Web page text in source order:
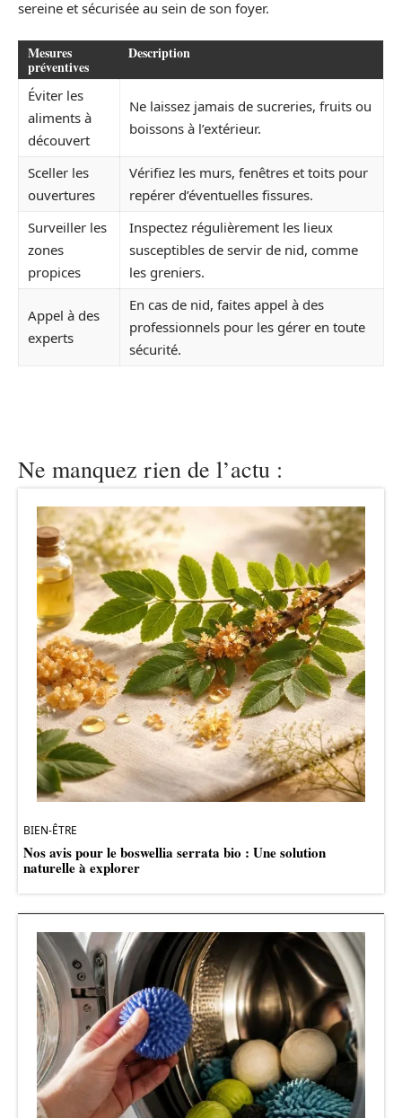
sereine et sécurisée au sein de son foyer.
Mesures
préventives
Description
Éviter les
aliments à
découvert
Ne laissez jamais de sucreries, fruits ou
boissons à l’extérieur.
Sceller les
ouvertures
Vérifiez les murs, fenêtres et toits pour
repérer d’éventuelles fissures.
Surveiller les
zones
propices
Inspectez régulièrement les lieux
susceptibles de servir de nid, comme
les greniers.
Appel à des
experts
En cas de nid, faites appel à des
professionnels pour les gérer en toute
sécurité.
Ne manquez rien de l’actu :
BIEN-ÊTRE
Nos avis pour le boswellia serrata bio : Une solution
naturelle à explorer